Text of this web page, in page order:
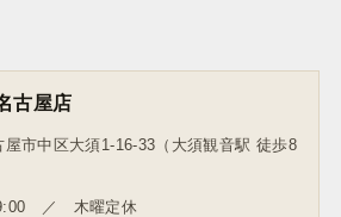
古屋店
屋市中区大須1-16-33（大須観音駅 徒歩8
／ 木曜定休